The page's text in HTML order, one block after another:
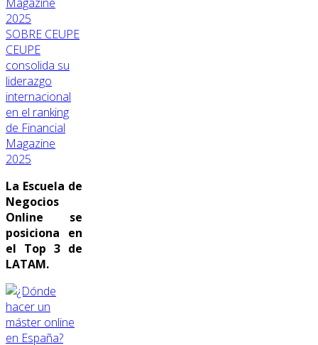
SOBRE CEUPE
CEUPE
consolida su
liderazgo
internacional
en el ranking
de Financial
Magazine
2025
La Escuela de
Negocios
Online se
posiciona en
el Top 3 de
LATAM.